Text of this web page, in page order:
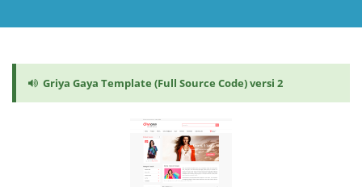
Griya Gaya Template (Full Source Code) versi 2